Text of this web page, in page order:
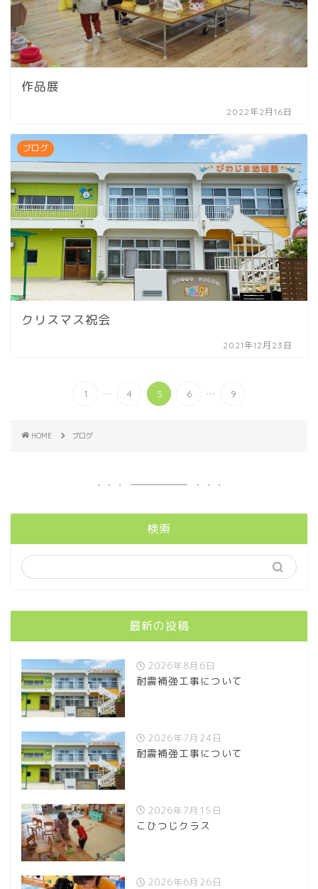
作品展
2022年2月16日
ブログ
クリスマス祝会
2021年12月23日
1 ... 4 5 6 ... 9
HOME ブログ
検索
最新の投稿
2026年8月6日
耐震補強工事について
2026年7月24日
耐震補強工事について
2026年7月15日
こひつじクラス
2026年6月26日